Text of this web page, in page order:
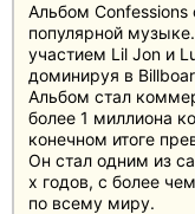
Альбом Confessions
популярной
участием Lil Jon и
доминируя в
Альбом стал
более 1 миллиона
конечном итоге
Он стал одним из
х годов, с более
по всему миру.